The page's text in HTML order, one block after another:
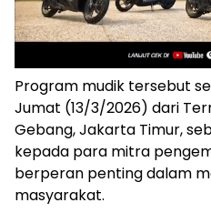
Program mudik tersebut
Jumat (13/3/2026) dari
Gebang,Jakarta Timur,
kepada para mitra
berperan pentingdalam
masyarakat.